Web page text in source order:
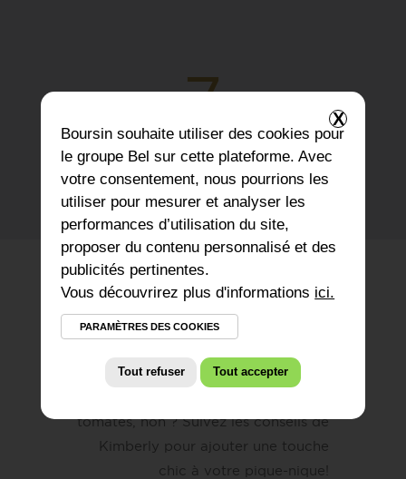
7
Boursins à savourer
Salsa de fraises et
croûtons au
Boursin…
tomates, non ? Suivez les conseils de
Kimberly pour ajouter une touche
chic à votre pique-nique!
X
Boursin souhaite utiliser des cookies pour
le groupe Bel sur cette plateforme. Avec
votre consentement, nous pourrions les
utiliser pour mesurer et analyser les
performances d’utilisation du site,
proposer du contenu personnalisé et des
publicités pertinentes.
Vous découvrirez plus d'informations ici.
PARAMÈTRES DES COOKIES
Tout refuser Tout accepter